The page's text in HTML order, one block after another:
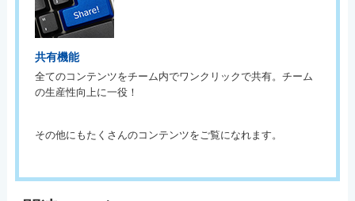
共有機能
全てのコンテンツをチーム内でワンクリックで共有。チーム
の生産性向上に一役！
その他にもたくさんのコンテンツをご覧になれます。